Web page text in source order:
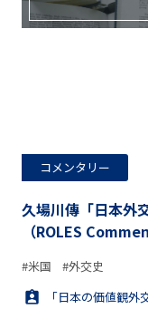
コメンタリー
久場川傳「日本外
（ROLES
#米国
#外交史
「日本の価値観